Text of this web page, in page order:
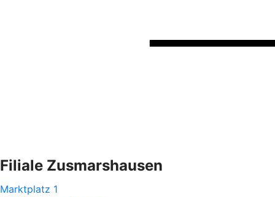
Filiale Zusmarshausen
Marktplatz 1